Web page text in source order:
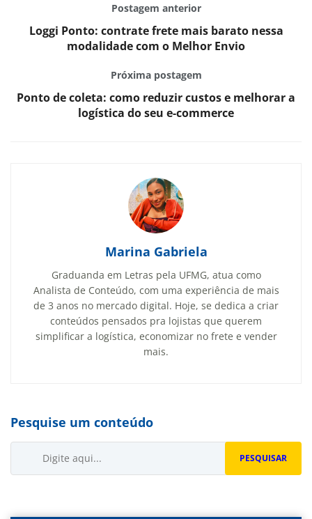
Postagem anterior
Loggi Ponto: contrate frete mais barato nessa
modalidade com o Melhor Envio
Próxima postagem
Ponto de coleta: como reduzir custos e melhorar a
logística do seu e-commerce
Marina Gabriela
Graduanda em Letras pela UFMG, atua como
Analista de Conteúdo, com uma experiência de mais
de 3 anos no mercado digital. Hoje, se dedica a criar
conteúdos pensados pra lojistas que querem
simplificar a logística, economizar no frete e vender
mais.
Pesquise um conteúdo
PESQUISAR